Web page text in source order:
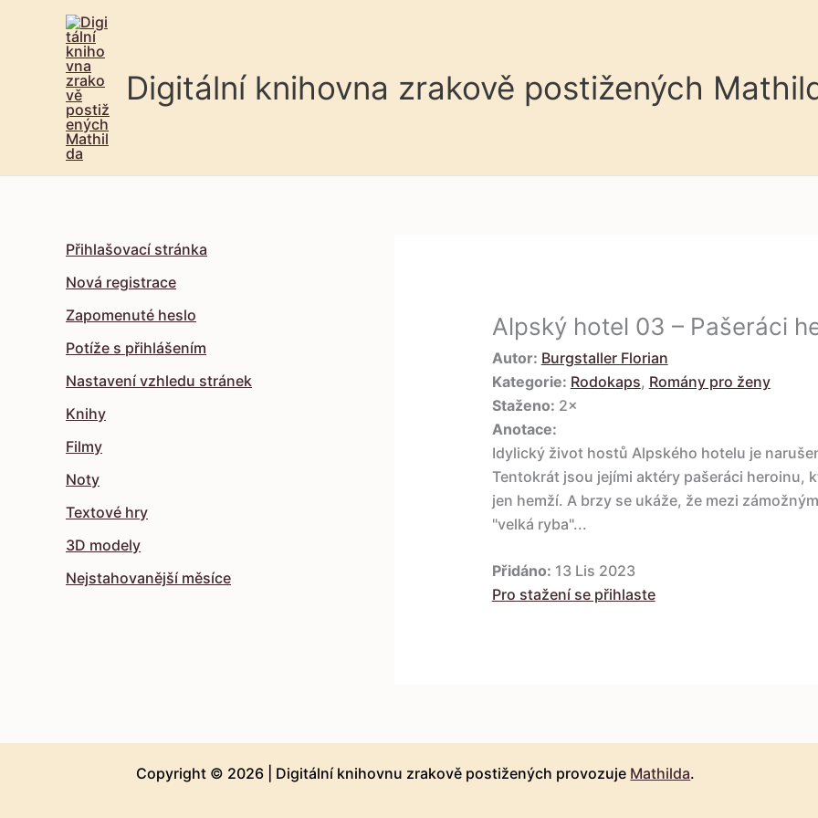
Digitální knihovna zrakově postižených
Přihlašovací stránka
Nová registrace
Zapomenuté heslo
Potíže s přihlášením
Nastavení vzhledu stránek
Knihy
Filmy
Noty
Textové hry
3D modely
Nejstahovanější měsíce
Alpský hotel 03 – Pašeráci
Autor: Burgstaller Florian
Kategorie: Rodokaps, Romány pro ženy
Staženo: 2×
Anotace:
Idylický život hostů Alpského hotelu je
Tentokrát jsou jejími aktéry pašeráci heroinu,
jen hemží. A brzy se ukáže, že mezi
"velká ryba"...
Přidáno: 13 Lis 2023
Pro stažení se přihlaste
Copyright © 2026 | Digitální knihovnu zrakově postižených provozuje Mathilda.